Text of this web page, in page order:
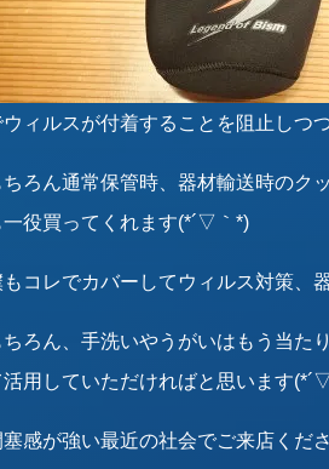
ィルスが付着することを阻止しつ
ろん通常保管時、器材輸送時のク
役買ってくれます(*´▽｀*)
コレでカバーしてウィルス対策、
ろん、手洗いやうがいはもう当た
用していただければと思います
感が強い最近の社会でご来店くだ